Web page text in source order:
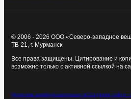
© 2006 - 2026 ООО «Северо-западное
ТВ-21, г. Мурманск
Все права защищены. Цитирование и
возможно только с активной ссылкой на
Политика конфиденциальностиСоздание сайта -